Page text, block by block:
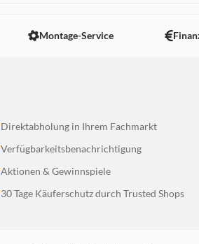
Montage-Service
Direktabholung in Ihrem Fachmarkt
Verfügbarkeitsbenachrichtigung
Aktionen & Gewinnspiele
30 Tage Käuferschutz durch Trusted Shops